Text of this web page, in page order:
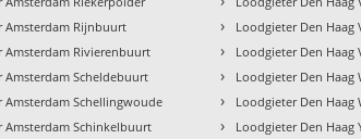
Amsterdam Rijnbuurt
Amsterdam Rivierenbuurt
Amsterdam Scheldebuurt
Amsterdam Schellingwoude
Amsterdam Schinkelbuurt
› Loodgieter Den Haag
› Loodgieter Den Haag
› Loodgieter Den Haag
› Loodgieter Den Haag
› Loodgieter Den Haag